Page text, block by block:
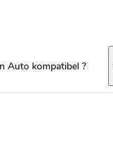
Auto kompatibel ?